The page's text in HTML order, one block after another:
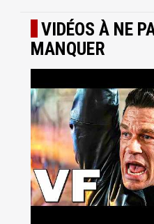
VIDÉOS À NE
MANQUER